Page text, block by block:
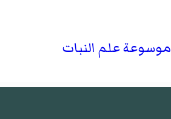
موسوعة علم النبات